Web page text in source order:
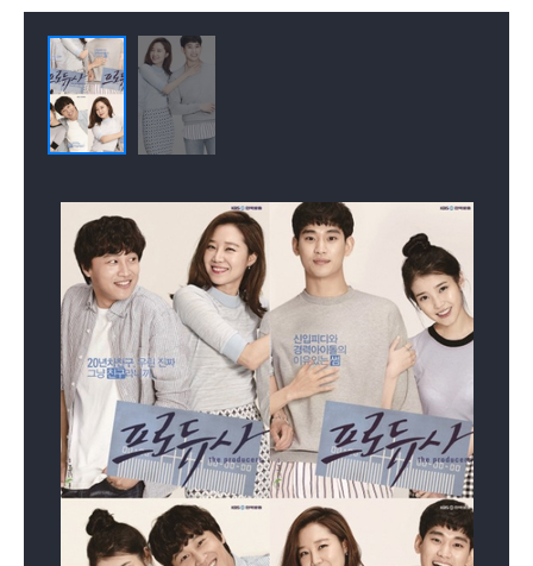
비슷하게 만들어 멤버들을 왕창 속일 수 있는지”를
어마어마한 영업비밀인 양 전수하며, <개그콘서트> 피디는
어떤 각도에서 박을 머리에 쳐야 깨지는 소리도 아주 그냥
시원시원하게 나면서 웃기게 얻어맞을 수 있을까?를
고민하며 수십 개의 박을 지 머리로 깨고 앉아 있다.
들어갔다고 축하도 많이 받았는데, 죽자고 영어 공부해서
토익도 980점씩 맞았었는데... 거리 인터뷰 나가 외국인
만나면 버벅대기는 고딩과 매한가지고 독해도 해외 직구할
때나 유용하지 별로 쓸 일도 없다. 중·고등학교 시절 내내
1등을 했던 과목은 ‘수학’과 ‘과학’이었건만, 정작
촬영장에서 가장 필요한 건 ‘눈치’와 ‘체력’이요,
취업하려고 ‘논술’과 ‘상식’ 후벼 팠지만 회의실에서 가장
필요한 건 ‘수려한 말빨’과 ‘핸드폰 전화번호부’임을 깨닫고
만... 예능국 근무 중인 고학력 바보들.
밤샘회의에 촬영에 편집에 마라톤을 뛰고도 시청률
떨어지면 밥버러지 취급을 받으니 오늘이라도 ‘너나 가져라’
하고 싶지만.. 그래도 차마 그럴 수 없는 소중한 KBS
출입증. 그거 목에 걸고 오늘도 여의도 18번지 6층으로